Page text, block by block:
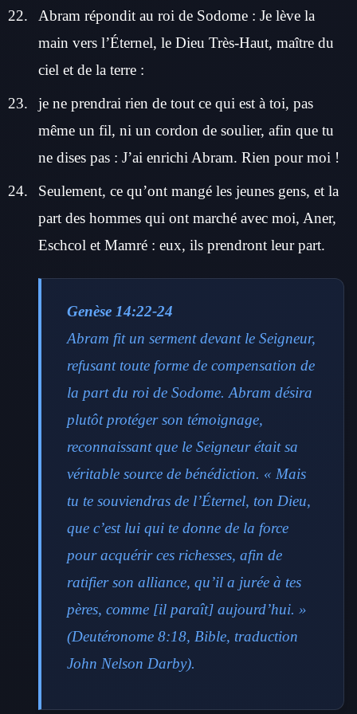
Abram répondit au roi de Sodome : Je lève la
main vers l’Éternel, le Dieu Très-Haut, maître du
ciel et de la terre :
je ne prendrai rien de tout ce qui est à toi, pas
même un fil, ni un cordon de soulier, afin que tu
ne dises pas : J’ai enrichi Abram. Rien pour moi !
Seulement, ce qu’ont mangé les jeunes gens, et la
part des hommes qui ont marché avec moi, Aner,
Eschcol et Mamré : eux, ils prendront leur part.
Genèse 14:22-24
Abram fit un serment devant le Seigneur,
refusant toute forme de compensation de
la part du roi de Sodome. Abram désira
plutôt protéger son témoignage,
reconnaissant que le Seigneur était sa
véritable source de bénédiction. « Mais
tu te souviendras de l’Éternel, ton Dieu,
que c’est lui qui te donne de la force
pour acquérir ces richesses, afin de
ratifier son alliance, qu’il a jurée à tes
pères, comme [il paraît] aujourd’hui. »
(Deutéronome 8:18, Bible, traduction
John Nelson Darby).